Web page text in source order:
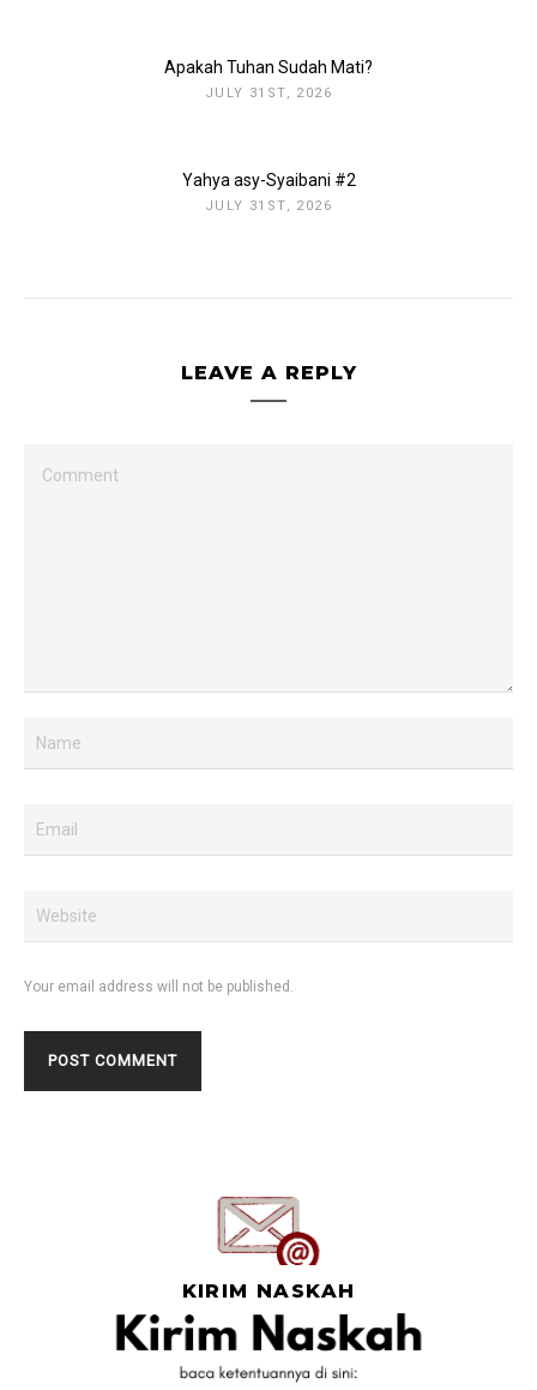
Apakah Tuhan Sudah Mati?
JULY 31ST, 2026
Yahya asy-Syaibani #2
JULY 31ST, 2026
LEAVE A REPLY
Your email address will not be published.
KIRIM NASKAH